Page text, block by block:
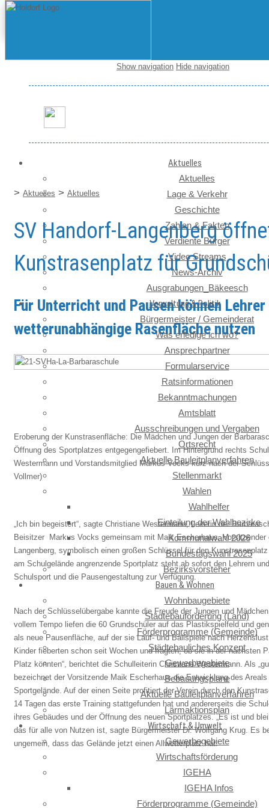
Show navigation Hide navigation
Aktuelles
Aktuelles
Lage & Verkehr
Geschichte
Zahlen & Fakten
Verdiente Bürger
Video Streams
News-Archiv
Ausgrabungen_Bäkeesch
Verwaltung & Politik
Bürgermeister / Gemeinderat
Was erledige ich wo?
Ansprechpartner
Formularservice
Ratsinformationen
Bekanntmachungen
Amtsblatt
Ausschreibungen und Vergaben
Ortsrecht
Aktuelle Bauleitplanverfahren
Stellenmarkt
Wahlen
Wahlhelfer
Einteilung der Wahlbezirke
Kommunalwahl 2026
Bundestagswahl 2025
Bezirksvorsteher
Bauen & Wohnen
Wohnbaugebiete
Städtebauförderung (Land)
Förderprogramme (Gemeinde)
Städtebauliches Konzept
Gewerbegebiete
Bebauungspläne
Aktuelle Bauleitplanverfahren
Lärmaktionsplan
Wirtschaft & Umwelt
Gewerbegebiete
Wirtschaftsförderung
IGEHA
IGEHA Infos
Förderprogramme (Gemeinde)
> Aktuelles > Aktuelles
SV Handorf-Langenberg
Kunstrasenplatz für
Für Unterricht und Pausen können
wetterunabhängige Rasenfläche nutzen
Eroberung der Kunstrasenfläche: Die Mädchen und Jungen der
Öffnung des Sportplatzes entgegengefiebert. Im Hintergrund rechts
Westermann und Vorstandsmitglied Markus Vocks kurz nach der
Vollmer)
„Ich bin begeistert“, sagte Christiane Westermann, Leiterin der
Beisitzer Markus Vocks gemeinsam mit Maik Escherhaus, Vorsitzender
Langenberg, symbolisch einen großen Schlüssel für den
am Schulgelände angrenzende Sportplatz steht ab sofort den Lehrern
Schulsport und die Pausengestaltung zur Verfügung.
Nach der Schlüsselübergabe kannte die Freude der Jungen und
vollem Tempo liefen die 60 Grundschüler auf das Plastikspielfeld und
als neue Pausenfläche, auf der sie Lauf- und Ballspiele nach
Kinder fieberten schon seit Wochen und fragten, ob sie in der nächsten
Platz könnten“, berichtet die Schulleiterin Christiane Westermann. Als
bezeichnet der Vorsitzende Maik Escherhaus die Entwicklung des
Sportgelände. Auf der einen Seite profitiert der Verein durch den
14 Tagen das erste Training stattgefunden hat und andererseits die
ihres Gebäudes und der Öffnung des neuen Sportplatzes. „Es ist und
das für alle von Nutzen ist, sagte Bürgermeister Dr. Wolfgang Krug. Es
ungemein, dass das Gelände jetzt einen Allwetterplatz hat.